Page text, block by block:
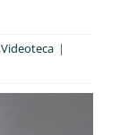
Videoteca |